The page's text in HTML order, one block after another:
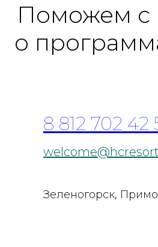
Поможем с
о
8 812 702 42
Зеленогорск,